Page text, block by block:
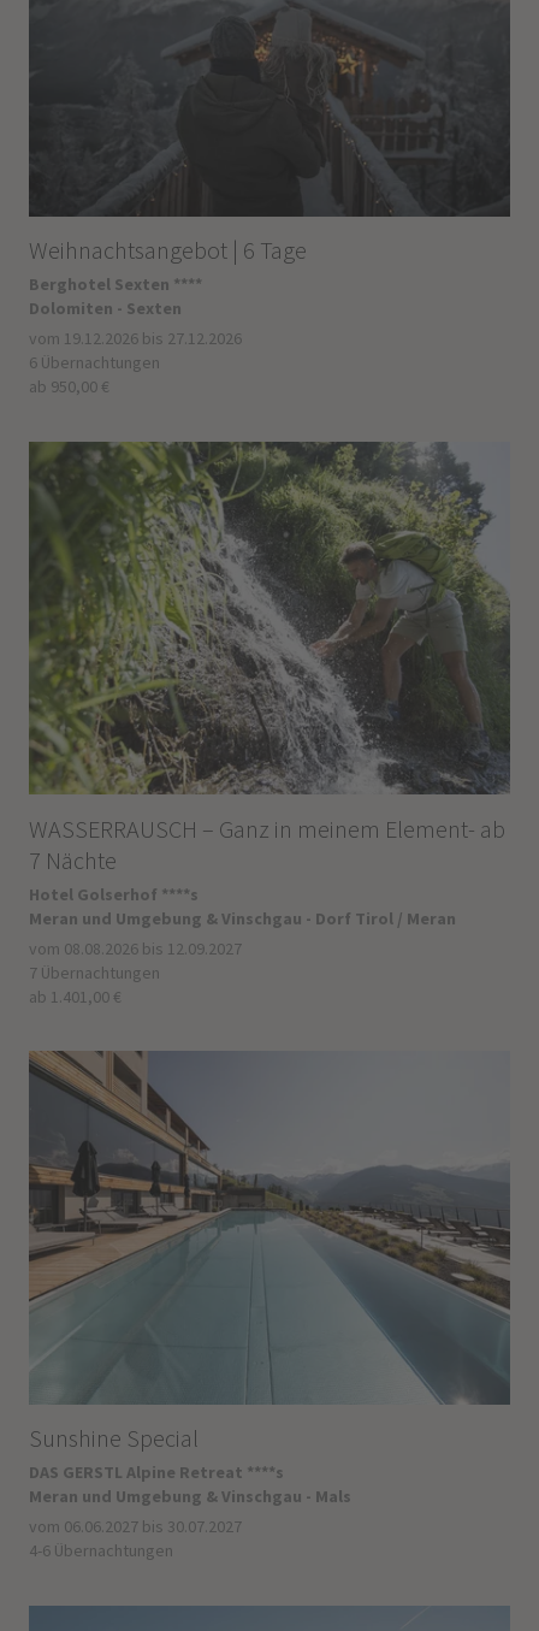
Weihnachtsangebot | 6 Tage
Berghotel Sexten ****
Dolomiten - Sexten
vom 19.12.2026 bis 27.12.2026
6 Übernachtungen
ab 950,00 €
WASSERRAUSCH – Ganz in meinem Element- ab
7 Nächte
Hotel Golserhof ****s
Meran und Umgebung & Vinschgau - Dorf Tirol / Meran
vom 08.08.2026 bis 12.09.2027
7 Übernachtungen
ab 1.401,00 €
Sunshine Special
DAS GERSTL Alpine Retreat ****s
Meran und Umgebung & Vinschgau - Mals
vom 06.06.2027 bis 30.07.2027
4-6 Übernachtungen